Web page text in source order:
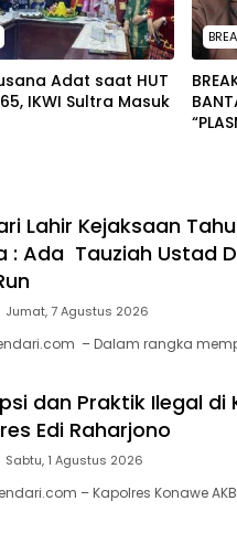
Adat saat HUT
IKWI Sultra Masuk
Lahir Kejaksaan
: Ada Tauziah Ustad
Jumat, 7 Agustus 2026
– Dalam rangka
dan Praktik Ilegal di
Edi Raharjono
Sabtu, 1 Agustus 2026
– Kapolres Konawe